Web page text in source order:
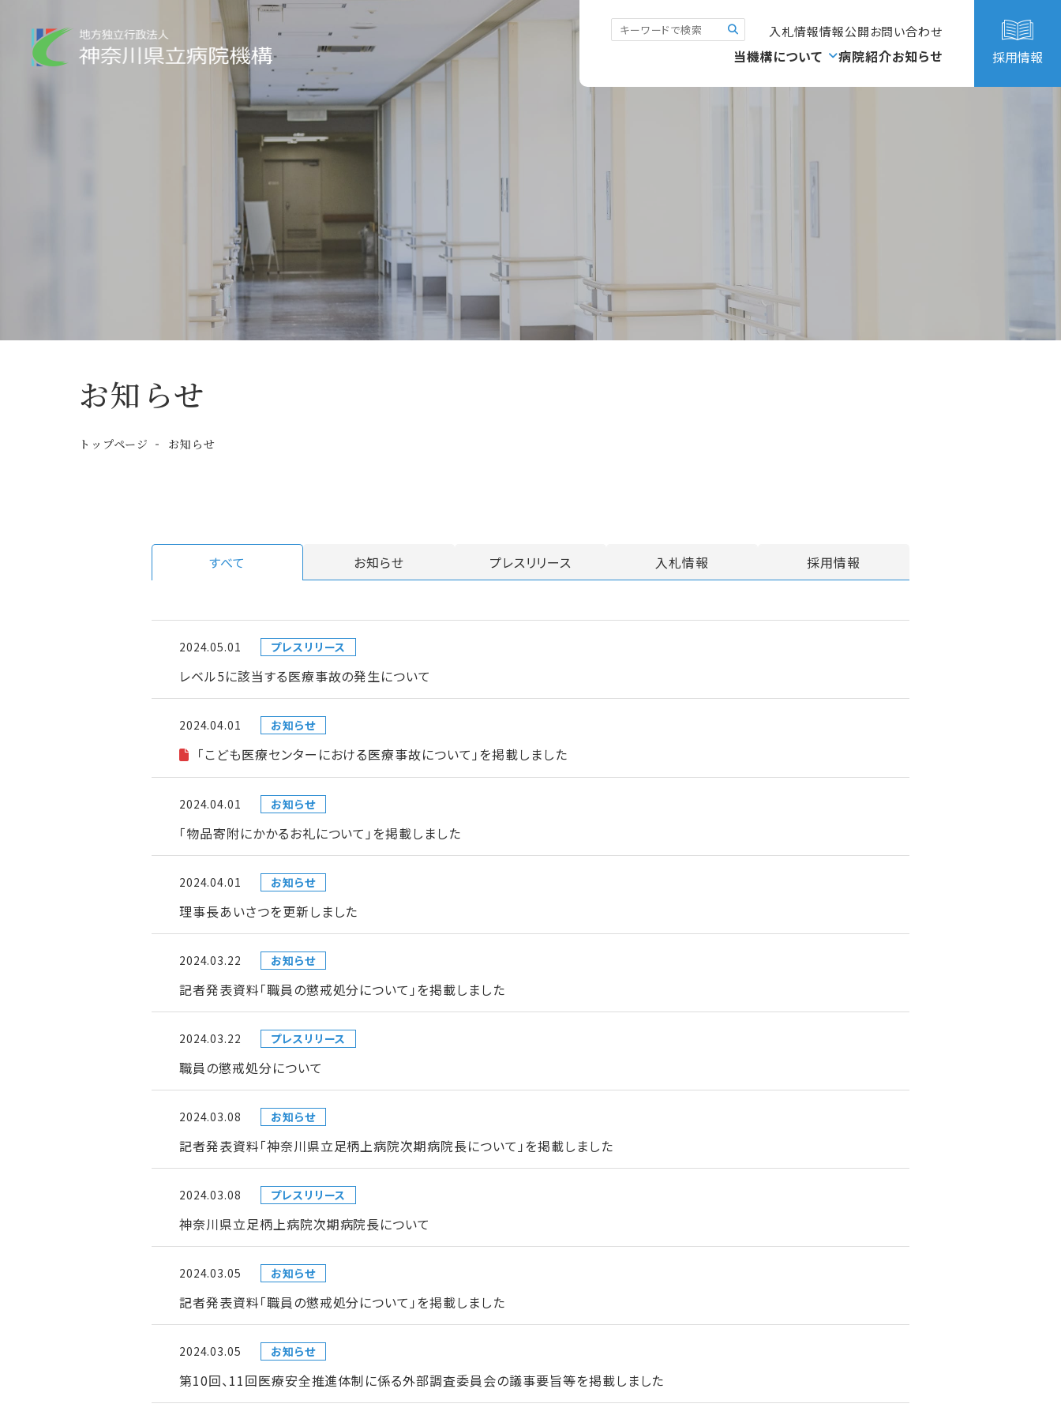
入札情報情報公開お問い合わせ
当機構について 病院紹介お知らせ 採用情報
お知らせ
トップページ お知らせ
すべて お知らせ プレスリリース 入札情報 採用情報
2024.05.01 プレスリリース
レベル5に該当する医療事故の発生について
2024.04.01 お知らせ
「こども医療センターにおける医療事故について」を掲載しました
2024.04.01 お知らせ
「物品寄附にかかるお礼について」を掲載しました
2024.04.01 お知らせ
理事長あいさつを更新しました
2024.03.22 お知らせ
記者発表資料「職員の懲戒処分について」を掲載しました
2024.03.22 プレスリリース
職員の懲戒処分について
2024.03.08 お知らせ
記者発表資料「神奈川県立足柄上病院次期病院長について」を掲載しました
2024.03.08 プレスリリース
神奈川県立足柄上病院次期病院長について
2024.03.05 お知らせ
記者発表資料「職員の懲戒処分について」を掲載しました
2024.03.05 お知らせ
第10回、11回医療安全推進体制に係る外部調査委員会の議事要旨等を掲載しました